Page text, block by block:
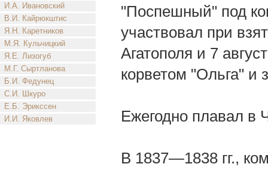
И.А. Ивановский
В.И. Кайрюкштис
Я.Н. Каретников
М.Я. Кульчицкий
Я.Е. Лизогуб
М.Г. Сыртланова
Б.И. Федунец
С.И. Шкуро
Е.Б. Эрикссен
И.И. Яковлев
"Поспешный" под
участвовал при
Агатополя и 7
корветом "Ольга" и
Ежегодно плавал в
В 1837—1838 гг.,